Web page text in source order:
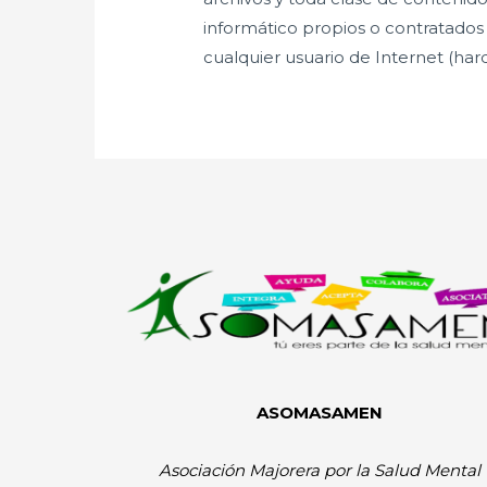
informático propios o
cualquier usuario de Internet
ASOMASAMEN
Asociación Majorera por la Salud Mental